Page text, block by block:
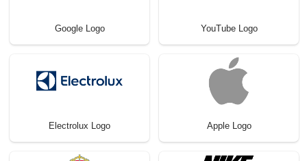
Google Logo YouTube Logo
Electrolux Logo Apple Logo